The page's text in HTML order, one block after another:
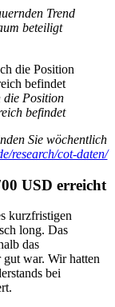
Trend
beteiligt
die Position
befindet
Sie wöchentlich
research/cot-daten/
USD erreicht
kurzfristigen
long. Das
das
gut war. Wir hatten
bei